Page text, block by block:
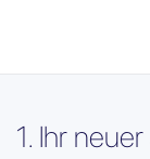
1. Ihr